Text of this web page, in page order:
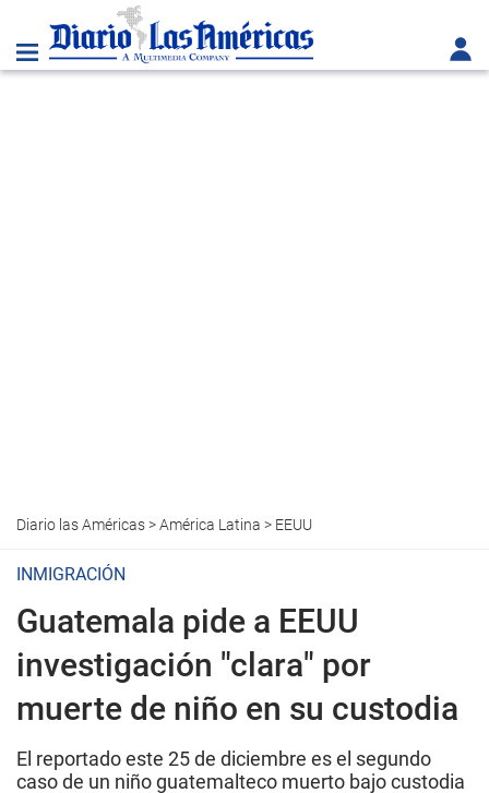
Diario las Américas>América Latina > EEUU
INMIGRACIÓN
Guatemala pide a EEUU
investigación "clara" por
muerte de niño en su custodia
El reportado este 25 de diciembre es el segundo
caso de un niño guatemalteco muerto bajo custodia